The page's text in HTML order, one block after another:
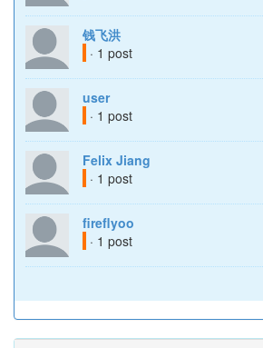
钱飞洪
· 1 post
user
· 1 post
Felix Jiang
· 1 post
fireflyoo
· 1 post